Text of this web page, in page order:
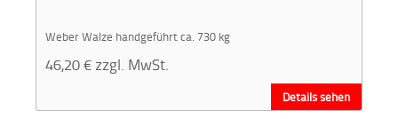
Weber Walze handgeführt ca. 730 kg
46,20€ zzgl. MwSt.
Details sehen